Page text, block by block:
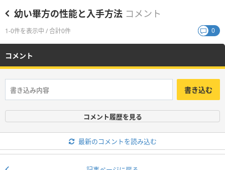
幼い畢方の性能と入手方法 コメント
1-0件を表示中 / 合計0件 0
コメント
書き込む
コメント履歴を見る
最新のコメントを読み込む